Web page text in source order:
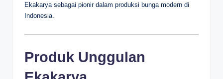
Ekakarya sebagai pionir dalam produksi bunga modern di
Indonesia.
Produk Unggulan